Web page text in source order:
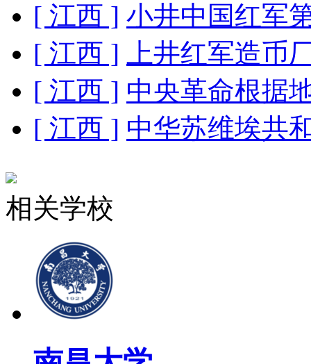
[ 江西 ] 小井中国红军
[ 江西 ]
上井红军造币
[ 江西 ] 中央革命根据
[ 江西 ] 中华苏维埃共
相关学校